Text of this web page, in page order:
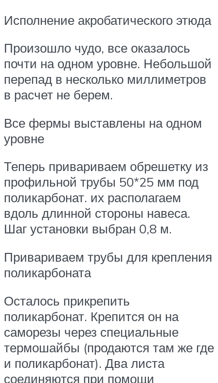
Исполнение акробатического этюда
Произошло чудо, все оказалось
почти на одном уровне. Небольшой
перепад в несколько миллиметров
в расчет не берем.
Все фермы выставлены на одном
уровне
Теперь привариваем обрешетку из
профильной трубы 50*25 мм под
поликарбонат. их располагаем
вдоль длинной стороны навеса.
Шаг установки выбран 0,8 м.
Привариваем трубы для крепления
поликарбоната
Осталось прикрепить
поликарбонат. Крепится он на
саморезы через специальные
термошайбы (продаются там же где
и поликарбонат). Два листа
соединяются при помощи